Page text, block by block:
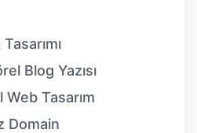
Blog Yazısı
Web Tasarım
Domain